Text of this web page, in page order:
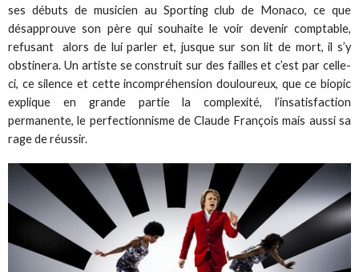
ses débuts de musicien au Sporting club de Monaco, ce que
désapprouve son père qui souhaite le voir devenir comptable,
refusant alors de lui parler et, jusque sur son lit de mort, il s’y
obstinera. Un artiste se construit sur des failles et c’est par celle-
ci, ce silence et cette incompréhension douloureux, que ce biopic
explique en grande partie la complexité, l’insatisfaction
permanente, le perfectionnisme de Claude François mais aussi sa
rage de réussir.